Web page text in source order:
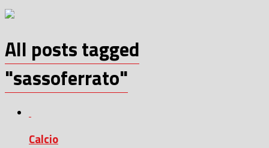
All posts tagged
"sassoferrato"
Calcio